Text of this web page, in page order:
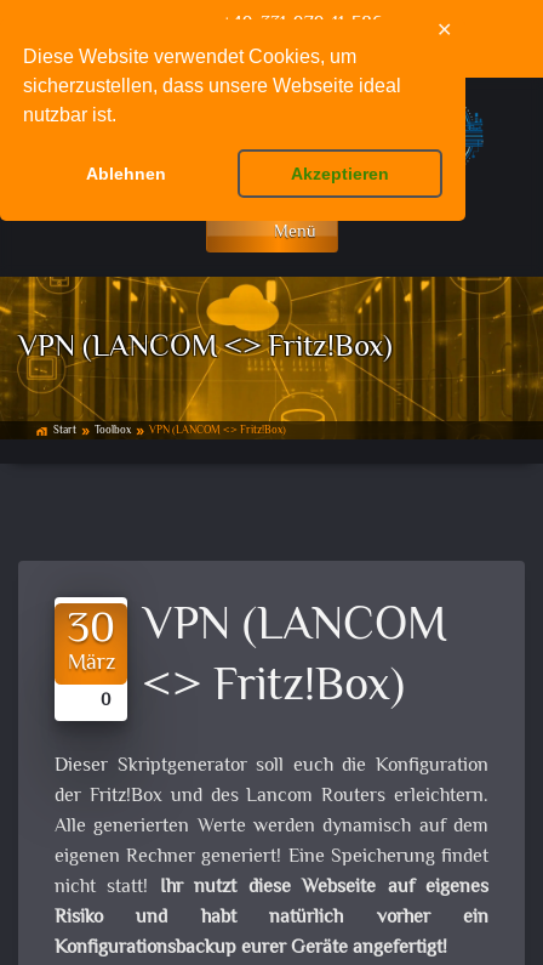
Diese Website verwendet Cookies, um
sicherzustellen, dass unsere Webseite ideal
nutzbar ist.
Ablehnen Akzeptieren
✕
+49-331-979-11-586
info@deinnetzwerkfachmann.de
Menü
VPN (LANCOM <> Fritz!Box)
home_work Start double_arrow Toolbox double_arrow VPN (LANCOM <> Fritz!Box)
30
März
0
VPN (LANCOM
<> Fritz!Box)
Dieser Skriptgenerator soll euch die Konfiguration
der Fritz!Box und des Lancom Routers erleichtern.
Alle generierten Werte werden dynamisch auf dem
eigenen Rechner generiert! Eine Speicherung findet
nicht statt! Ihr nutzt diese Webseite auf eigenes
Risiko und habt natürlich vorher ein
Konfigurationsbackup eurer Geräte angefertigt!